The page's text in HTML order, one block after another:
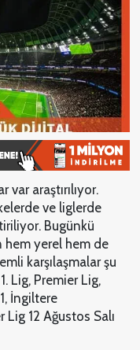
var araştırılıyor.
ve liglerde
Bugünkü
hem yerel hem de
karşılaşmalar şu
Lig, Premier Lig,
İngiltere
12 Ağustos Salı